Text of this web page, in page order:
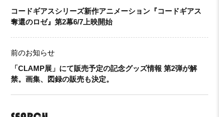
コードギアスシリーズ新作アニメーション『コードギアス
奪還のロゼ』第2幕6/7上映開始
前のお知らせ
「CLAMP展」にて販売予定の記念グッズ情報 第2弾が解
禁。画集、図録の販売も決定。